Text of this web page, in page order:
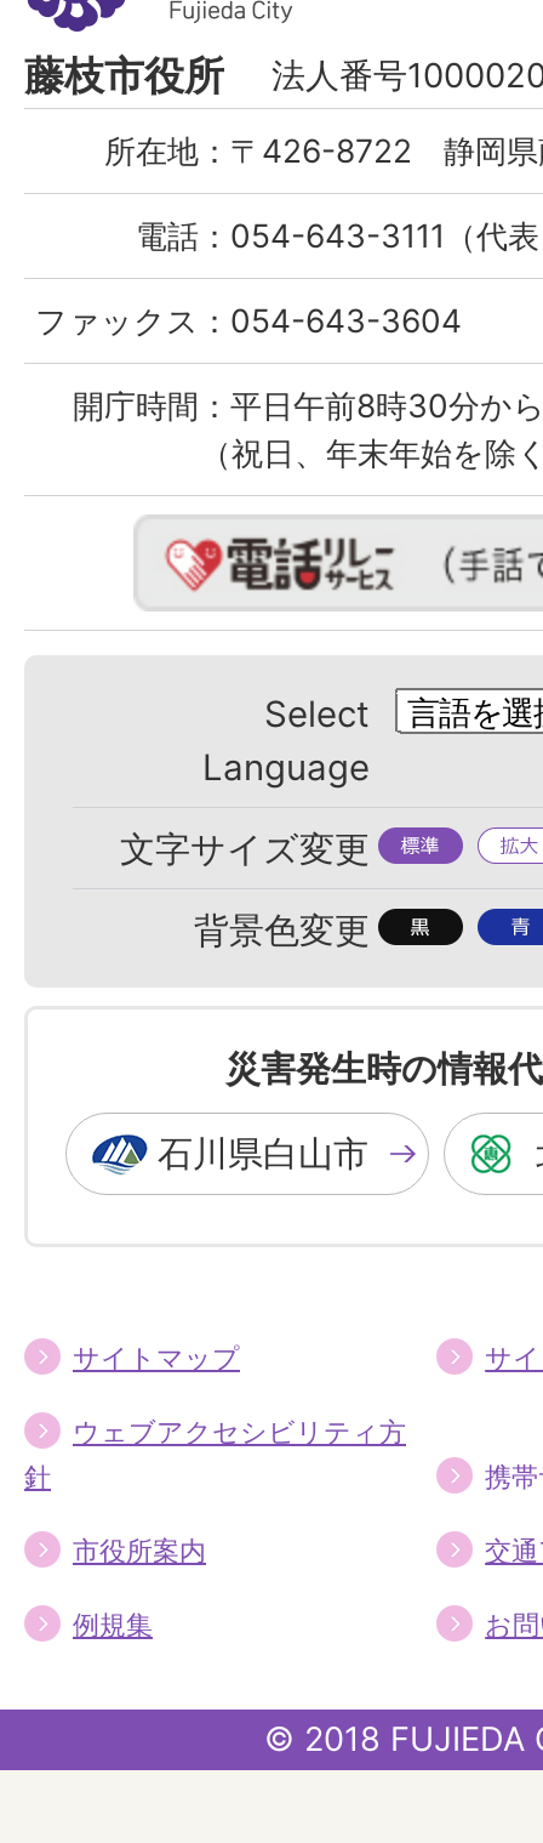
市
Fujieda
City
藤枝市役所 法人番号
所在地： 〒426-8722 静岡県
電話： 054-643-3111（代
ファックス： 054-643-3604
開庁時間： 平日午前8時30分か
（祝日、年末年始を除
Select
Language
文字サイズ変更 標
準
拡
大
背景色変更 背
色
を
黒
色
に
背
色
を
青
色
に
災害発生時の情報
石川県白山市
サイトマップ サ
ウェブアクセシビリティ方
針
携
市役所案内 交
例規集 お
© 2018 FUJIEDA